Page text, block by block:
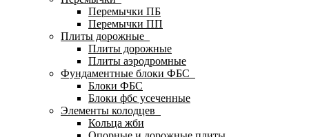
Перемычки ПБ
Перемычки ПП
Плиты дорожные
Плиты дорожные
Плиты аэродромные
Фундаментные блоки ФБС
Блоки ФБС
Блоки фбс усеченные
Элементы колодцев
Кольца жби